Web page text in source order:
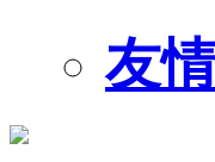
友